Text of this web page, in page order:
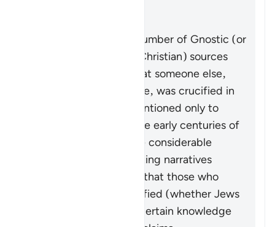
On the other hand, a number of Gnostic (or
other early heterodox Christian) sources
put forth a narrative that someone else,
namely Simon of Cyrene, was crucified in
Jesus’ place. This is mentioned only to
demonstrate that, in the early centuries of
Christianity, there were considerable
conflicting and competing narratives
concerning Jesus, and that those who
claim that he was crucified (whether Jews
or Christians) have no certain knowledge